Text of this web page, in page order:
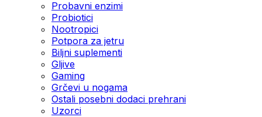
Probavni enzimi
Probiotici
Nootropici
Potpora za jetru
Biljni suplementi
Gljive
Gaming
Grčevi u nogama
Ostali posebni dodaci prehrani
Uzorci